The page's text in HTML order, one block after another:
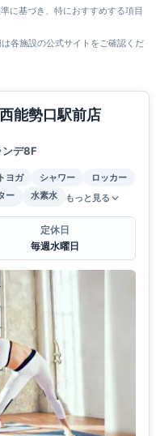
に基づき、特におすすめする項目
各施設の公式サイトをご確認くだ
能勢口駅前店
ンデ8F
ヨガ シャワー
ロッカー
ー 水素水 もっと見る
定休日
毎週水曜日